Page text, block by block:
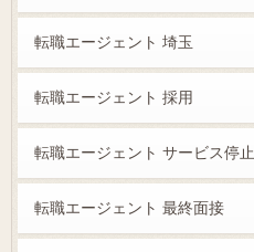
転職エージェント 埼玉
転職エージェント 採用
転職エージェント サービス停止
転職エージェント 最終面接